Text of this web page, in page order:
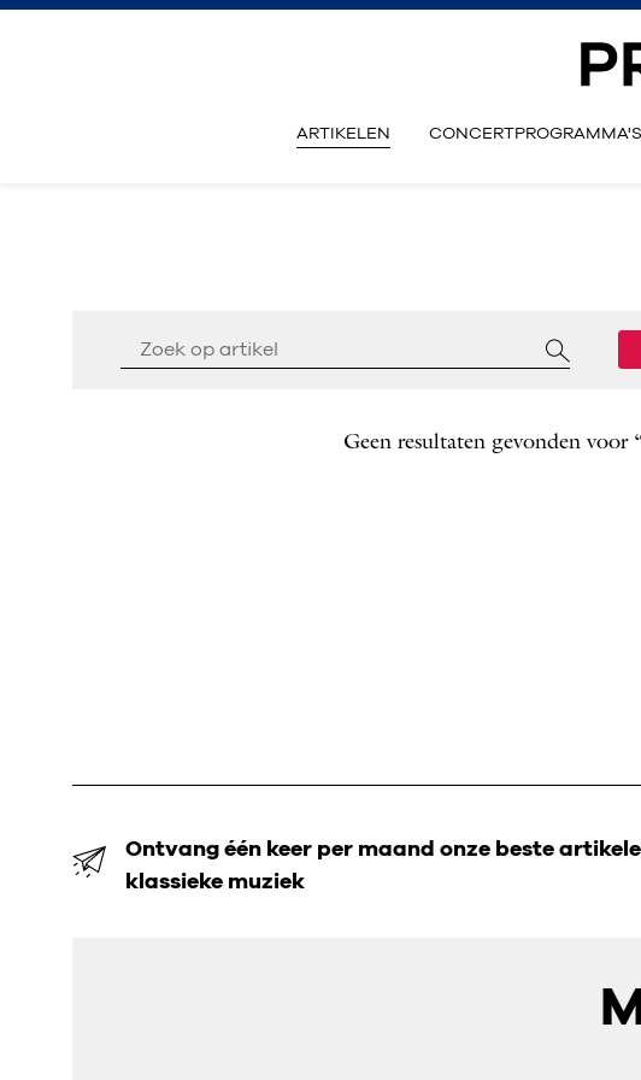
ARTIKELEN CONCERTPROGRAMMA'S
Geen resultaten gevonden voor
Ontvang één keer per maand onze beste
klassieke muziek